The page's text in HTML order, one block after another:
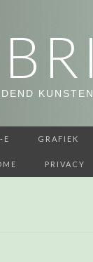
E GRAFIEK
PRIVACY